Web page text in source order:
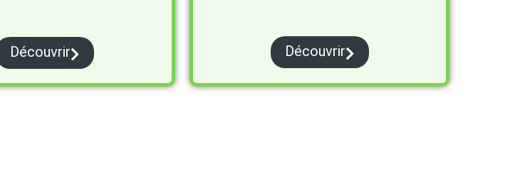
Découvrir Découvrir